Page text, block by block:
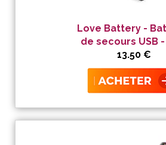
Love Battery -
de secours USB
13.50 €